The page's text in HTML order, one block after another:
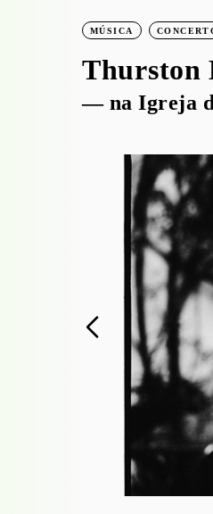
MÚSICA
Thurston
— na Igreja